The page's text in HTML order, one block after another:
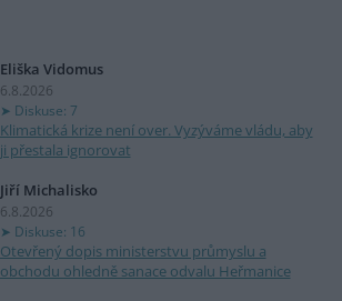
Eliška Vidomus
6.8.2026
Diskuse: 7
Klimatická krize není over. Vyzýváme vládu, aby
ji přestala ignorovat
Jiří Michalisko
6.8.2026
Diskuse: 16
Otevřený dopis ministerstvu průmyslu a
obchodu ohledně sanace odvalu Heřmanice